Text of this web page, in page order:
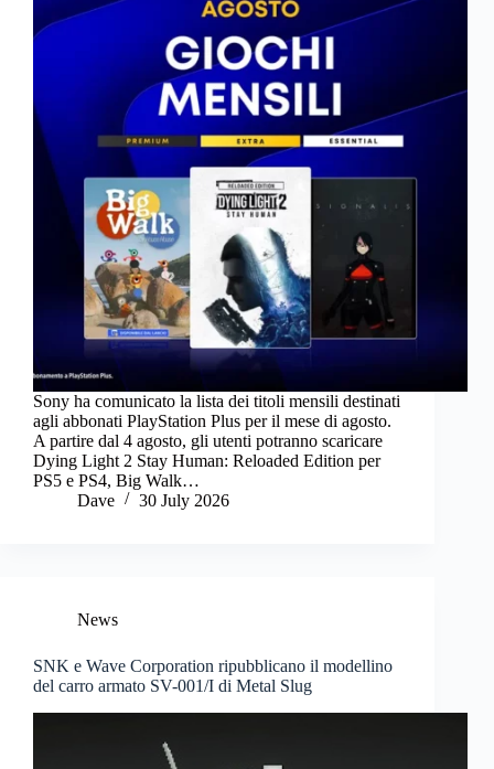
Sony ha comunicato la lista dei titoli mensili destinati
agli abbonati PlayStation Plus per il mese di agosto.
A partire dal 4 agosto, gli utenti potranno scaricare
Dying Light 2 Stay Human: Reloaded Edition per
PS5 e PS4, Big Walk…
Dave
30 July 2026
News
SNK e Wave Corporation ripubblicano il modellino
del carro armato SV-001/I di Metal Slug